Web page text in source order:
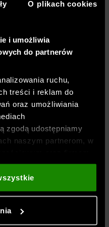
O plikach cookies
i umożliwia
do partnerów
ruchu,
treści i reklam do
oraz umożliwiania
zgodą udostępniamy
naszym partnerom, w
internetową. Nasi
z innymi, które
a także z
możemy również
45% poliamid